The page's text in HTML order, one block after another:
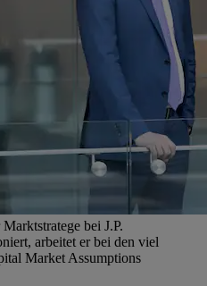
bei J.P.
arbeitet er bei den viel
Market Assumptions